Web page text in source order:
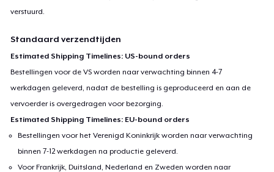
verstuurd.
Standaard verzendtijden
Estimated Shipping Timelines: US-bound orders
Bestellingen voor de VS worden naar verwachting binnen 4-7
werkdagen geleverd, nadat de bestelling is geproduceerd en aan de
vervoerder is overgedragen voor bezorging.
Estimated Shipping Timelines: EU-bound orders
Bestellingen voor het Verenigd Koninkrijk worden naar verwachting
binnen 7-12 werkdagen na productie geleverd.
Voor Frankrijk, Duitsland, Nederland en Zweden worden naar